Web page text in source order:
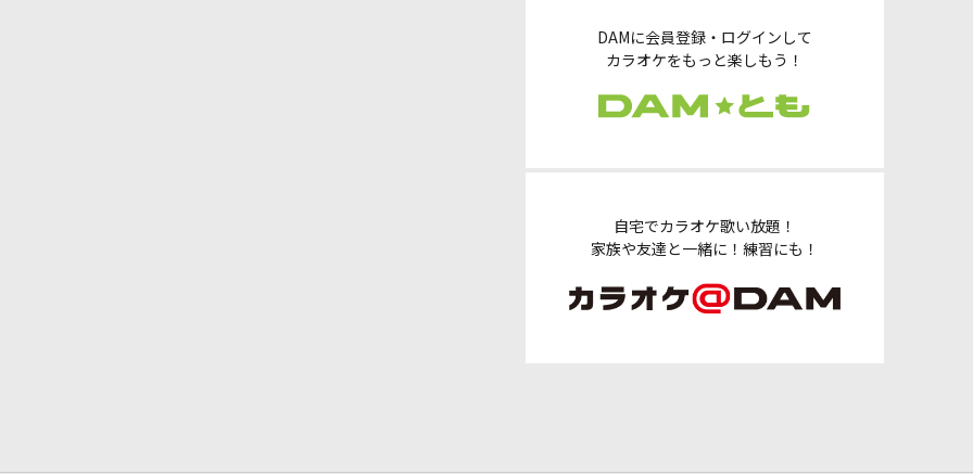
DAMに会員登録・ログインして
カラオケをもっと楽しもう！
自宅でカラオケ歌い放題！
家族や友達と一緒に！練習にも！